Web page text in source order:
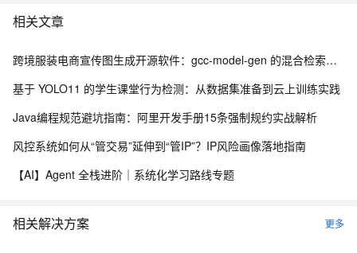
相关文章
跨境服装电商宣传图生成开源软件：gcc-model-gen 的混合检索与风格继承架构
基于 YOLO11 的学生课堂行为检测：从数据集准备到云上训练实践
Java编程规范避坑指南：阿里开发手册15条强制规约实战解析
风控系统如何从“管交易”延伸到“管IP”？IP风险画像落地指南
【AI】Agent 全栈进阶｜系统化学习路线专题
相关解决方案 更多